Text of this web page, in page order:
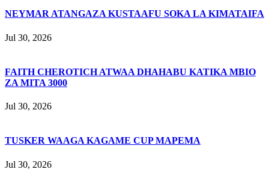
NEYMAR ATANGAZA KUSTAAFU SOKA LA KIMATAIFA
Jul 30, 2026
FAITH CHEROTICH ATWAA DHAHABU KATIKA MBIO
ZA MITA 3000
Jul 30, 2026
TUSKER WAAGA KAGAME CUP MAPEMA
Jul 30, 2026